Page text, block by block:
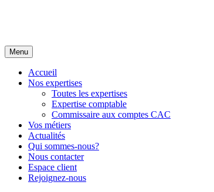
Menu
Accueil
Nos expertises
Toutes les expertises
Expertise comptable
Commissaire aux comptes CAC
Vos métiers
Actualités
Qui sommes-nous?
Nous contacter
Espace client
Rejoignez-nous